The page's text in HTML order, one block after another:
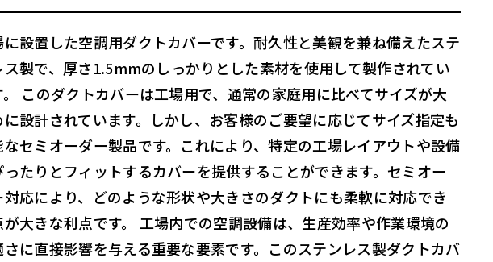
に設置した空調用ダクトカバーです。耐久性と美観を兼ね備えたステ
ス製で、厚さ1.5mmのしっかりとした素材を使用して製作されてい
。 このダクトカバーは工場用で、通常の家庭用に比べてサイズが大
に設計されています。しかし、お客様のご要望に応じてサイズ指定も
なセミオーダー製品です。これにより、特定の工場レイアウトや設備
ったりとフィットするカバーを提供することができます。セミオー
対応により、どのような形状や大きさのダクトにも柔軟に対応でき
が大きな利点です。 工場内での空調設備は、生産効率や作業環境の
さに直接影響を与える重要な要素です。このステンレス製ダクトカバ